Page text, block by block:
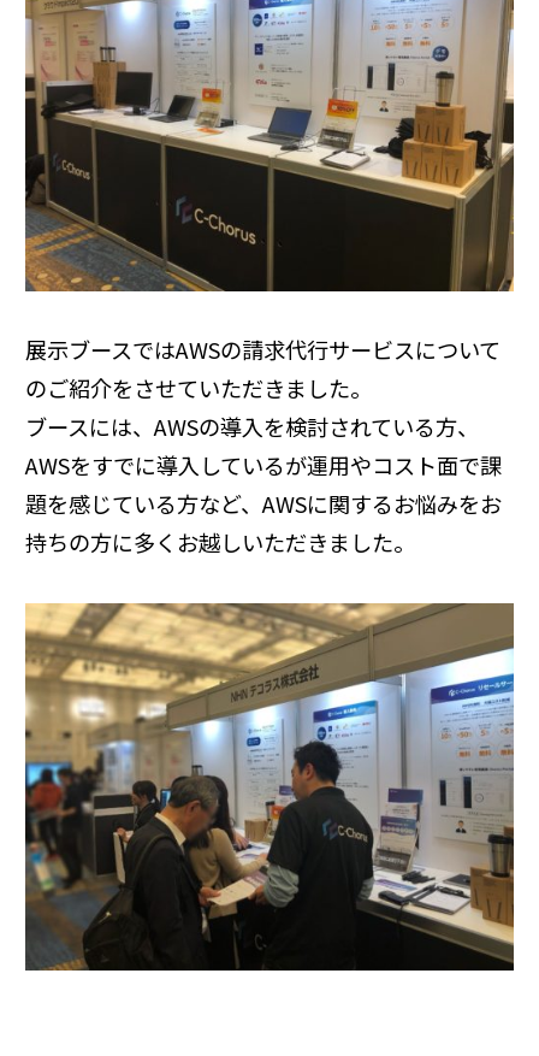
展示ブースではAWSの請求代行サービスについて
のご紹介をさせていただきました。
ブースには、AWSの導入を検討されている方、
AWSをすでに導入しているが運用やコスト面で課
題を感じている方など、AWSに関するお悩みをお
持ちの方に多くお越しいただきました。